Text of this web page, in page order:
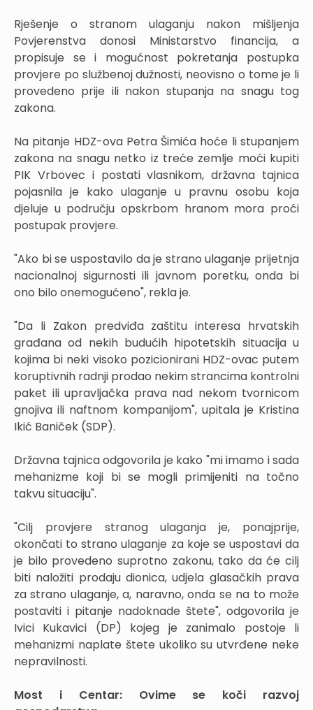
Rješenje o stranom ulaganju nakon mišljenja
Povjerenstva donosi Ministarstvo financija, a
propisuje se i mogućnost pokretanja postupka
provjere po službenoj dužnosti, neovisno o tome je li
provedeno prije ili nakon stupanja na snagu tog
zakona.
Na pitanje HDZ-ova Petra Šimića hoće li stupanjem
zakona na snagu netko iz treće zemlje moći kupiti
PIK Vrbovec i postati vlasnikom, državna tajnica
pojasnila je kako ulaganje u pravnu osobu koja
djeluje u području opskrbom hranom mora proći
postupak provjere.
"Ako bi se uspostavilo da je strano ulaganje prijetnja
nacionalnoj sigurnosti ili javnom poretku, onda bi
ono bilo onemogućeno", rekla je.
"Da li Zakon predviđa zaštitu interesa hrvatskih
građana od nekih budućih hipotetskih situacija u
kojima bi neki visoko pozicionirani HDZ-ovac putem
koruptivnih radnji prodao nekim strancima kontrolni
paket ili upravljačka prava nad nekom tvornicom
gnojiva ili naftnom kompanijom", upitala je Kristina
Ikić Baniček (SDP).
Državna tajnica odgovorila je kako "mi imamo i sada
mehanizme koji bi se mogli primijeniti na točno
takvu situaciju".
"Cilj provjere stranog ulaganja je, ponajprije,
okončati to strano ulaganje za koje se uspostavi da
je bilo provedeno suprotno zakonu, tako da će cilj
biti naložiti prodaju dionica, udjela glasačkih prava
za strano ulaganje, a, naravno, onda se na to može
postaviti i pitanje nadoknade štete", odgovorila je
Ivici Kukavici (DP) kojeg je zanimalo postoje li
mehanizmi naplate štete ukoliko su utvrđene neke
nepravilnosti.
Most i Centar: Ovime se koči razvoj